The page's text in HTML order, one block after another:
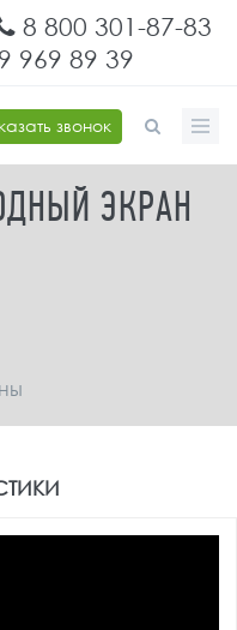
8 800 301-87-83
969 89 39
звонок
ЭКРАН